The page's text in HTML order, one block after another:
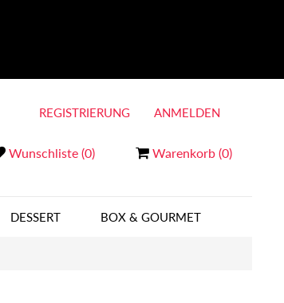
Wunschliste (0) Warenkorb (0)
REGISTRIERUNG ANMELDEN
DESSERT BOX & GOURMET